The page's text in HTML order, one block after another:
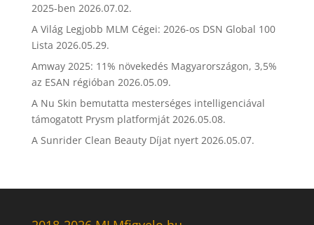
2025-ben 2026.07.02.
A Világ Legjobb MLM Cégei: 2026-os DSN Global 100
Lista 2026.05.29.
Amway 2025: 11% növekedés Magyarországon, 3,5%
az ESAN régióban 2026.05.09.
A Nu Skin bemutatta mesterséges intelligenciával
támogatott Prysm platformját 2026.05.08.
A Sunrider Clean Beauty Díjat nyert 2026.05.07.